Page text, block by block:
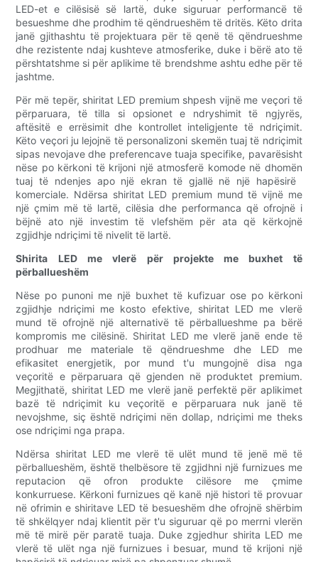
LED-et e cilësisë së lartë, duke siguruar performancë të
besueshme dhe prodhim të qëndrueshëm të dritës. Këto drita
janë gjithashtu të projektuara për të qenë të qëndrueshme
dhe rezistente ndaj kushteve atmosferike, duke i bërë ato të
përshtatshme si për aplikime të brendshme ashtu edhe për të
jashtme.
Për më tepër, shiritat LED premium shpesh vijnë me veçori të
përparuara, të tilla si opsionet e ndryshimit të ngjyrës,
aftësitë e errësimit dhe kontrollet inteligjente të ndriçimit.
Këto veçori ju lejojnë të personalizoni skemën tuaj të ndriçimit
sipas nevojave dhe preferencave tuaja specifike, pavarësisht
nëse po kërkoni të krijoni një atmosferë komode në dhomën
tuaj të ndenjes apo një ekran të gjallë në një hapësirë ​​
komerciale. Ndërsa shiritat LED premium mund të vijnë me
një çmim më të lartë, cilësia dhe performanca që ofrojnë i
bëjnë ato një investim të vlefshëm për ata që kërkojnë
zgjidhje ndriçimi të nivelit të lartë.
Shirita LED me vlerë për projekte me buxhet të
përballueshëm
Nëse po punoni me një buxhet të kufizuar ose po kërkoni
zgjidhje ndriçimi me kosto efektive, shiritat LED me vlerë
mund të ofrojnë një alternativë të përballueshme pa bërë
kompromis me cilësinë. Shiritat LED me vlerë janë ende të
prodhuar me materiale të qëndrueshme dhe LED me
efikasitet energjetik, por mund t'u mungojnë disa nga
veçoritë e përparuara që gjenden në produktet premium.
Megjithatë, shiritat LED me vlerë janë perfektë për aplikimet
bazë të ndriçimit ku veçoritë e përparuara nuk janë të
nevojshme, siç është ndriçimi nën dollap, ndriçimi me theks
ose ndriçimi nga prapa.
Ndërsa shiritat LED me vlerë të ulët mund të jenë më të
përballueshëm, është thelbësore të zgjidhni një furnizues me
reputacion që ofron produkte cilësore me çmime
konkurruese. Kërkoni furnizues që kanë një histori të provuar
në ofrimin e shiritave LED të besueshëm dhe ofrojnë shërbim
të shkëlqyer ndaj klientit për t'u siguruar që po merrni vlerën
më të mirë për paratë tuaja. Duke zgjedhur shirita LED me
vlerë të ulët nga një furnizues i besuar, mund të krijoni një